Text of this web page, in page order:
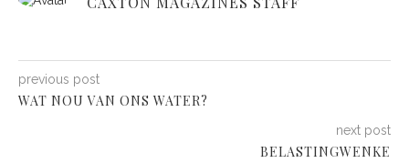
previous post
WAT NOU VAN ONS WATER?
next post
BELASTINGWENKE